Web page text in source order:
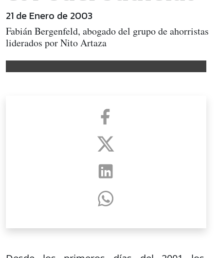
21 de Enero de 2003
Fabián Bergenfeld, abogado del grupo de ahorristas
liderados por Nito Artaza